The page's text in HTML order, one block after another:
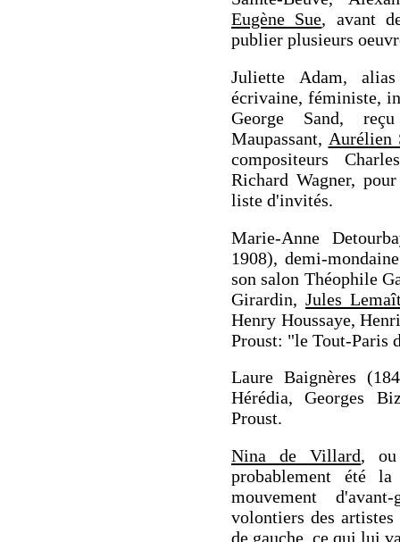
Eugène Sue, avant
publier plusieurs
Juliette Adam,
écrivaine, féministe,
George Sand,
Maupassant, Aurélien
compositeurs
Richard Wagner,
liste d'invités.
Marie-Anne
1908), demi-
son salon Théophile
Girardin, Jules
Henry Houssaye,
Proust: "le Tout-Paris
Laure Baignères
Hérédia, Georges
Proust.
Nina de Villard, ou
probablement été
mouvement
volontiers des
de gauche, ce qui lui